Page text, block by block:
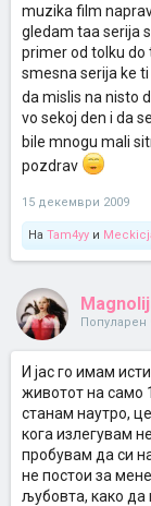
muzika film
gledam taa serija
primer od tolku do
smesna serija ke
da mislis na nisto
vo sekoj den i da
bile mnogu mali
pozdrav
15 декември 2009
На Tam4yy и
Популарен
И јас го имам
животот на само
станам наутро,
кога излегувам
пробувам да си
не постои за
љубовта, како